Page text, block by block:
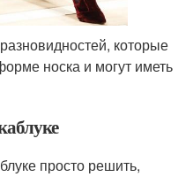
которые
носка и могут иметь
просто решить,